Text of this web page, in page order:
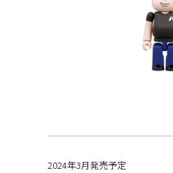
2024年3月発売予定